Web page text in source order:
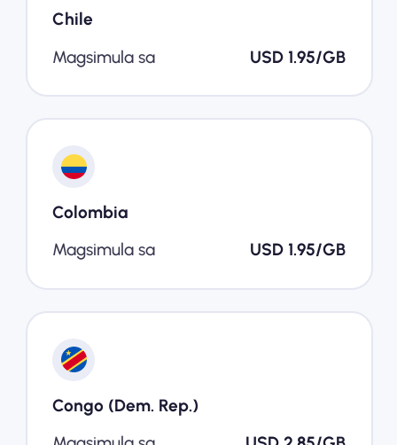
Chile
Magsimula sa
USD 1.95/GB
Colombia
Magsimula sa
USD 1.95/GB
Congo (Dem. Rep.)